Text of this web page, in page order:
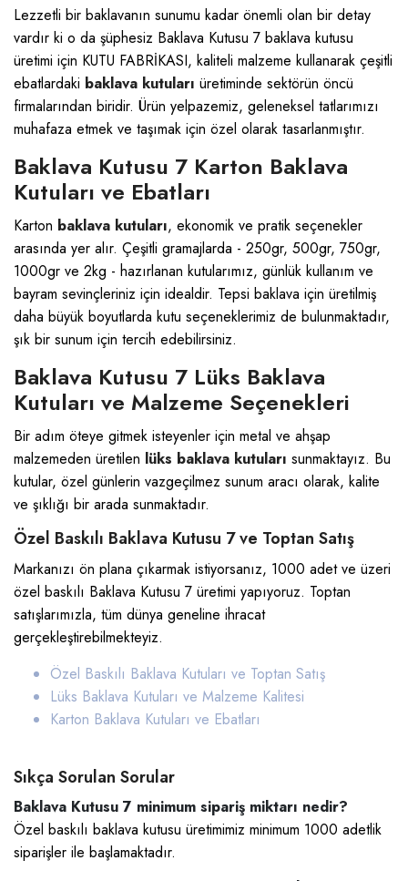
Lezzetli bir baklavanın sunumu kadar önemli olan bir detay
vardır ki o da şüphesiz Baklava Kutusu 7 baklava kutusu
üretimi için KUTU FABRİKASI, kaliteli malzeme kullanarak çeşitli
ebatlardaki baklava kutuları üretiminde sektörün öncü
firmalarından biridir. Ürün yelpazemiz, geleneksel tatlarımızı
muhafaza etmek ve taşımak için özel olarak tasarlanmıştır.
Baklava Kutusu 7 Karton Baklava
Kutuları ve Ebatları
Karton baklava kutuları, ekonomik ve pratik seçenekler
arasında yer alır. Çeşitli gramajlarda - 250gr, 500gr, 750gr,
1000gr ve 2kg - hazırlanan kutularımız, günlük kullanım ve
bayram sevinçleriniz için idealdir. Tepsi baklava için üretilmiş
daha büyük boyutlarda kutu seçeneklerimiz de bulunmaktadır,
şık bir sunum için tercih edebilirsiniz.
Baklava Kutusu 7 Lüks Baklava
Kutuları ve Malzeme Seçenekleri
Bir adım öteye gitmek isteyenler için metal ve ahşap
malzemeden üretilen lüks baklava kutuları sunmaktayız. Bu
kutular, özel günlerin vazgeçilmez sunum aracı olarak, kalite
ve şıklığı bir arada sunmaktadır.
Özel Baskılı Baklava Kutusu 7 ve Toptan Satış
Markanızı ön plana çıkarmak istiyorsanız, 1000 adet ve üzeri
özel baskılı Baklava Kutusu 7 üretimi yapıyoruz. Toptan
satışlarımızla, tüm dünya geneline ihracat
gerçekleştirebilmekteyiz.
Özel Baskılı Baklava Kutuları ve Toptan Satış
Lüks Baklava Kutuları ve Malzeme Kalitesi
Karton Baklava Kutuları ve Ebatları
Sıkça Sorulan Sorular
Baklava Kutusu 7 minimum sipariş miktarı nedir?
Özel baskılı baklava kutusu üretimimiz minimum 1000 adetlik
siparişler ile başlamaktadır.